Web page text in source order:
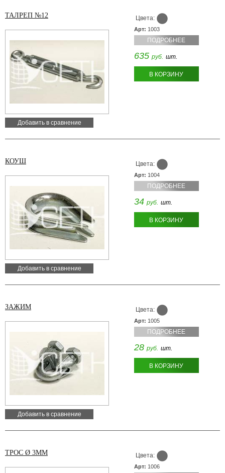
ТАЛРЕП №12
Добавить в сравнение
Цвета:
Арт: 1003
ПОДРОБНЕЕ
635 руб. шт.
В КОРЗИНУ
КОУШ
Добавить в сравнение
Цвета:
Арт: 1004
ПОДРОБНЕЕ
34 руб. шт.
В КОРЗИНУ
ЗАЖИМ
Добавить в сравнение
Цвета:
Арт: 1005
ПОДРОБНЕЕ
28 руб. шт.
В КОРЗИНУ
ТРОС Ø 3MM Цвета:
Арт: 1006